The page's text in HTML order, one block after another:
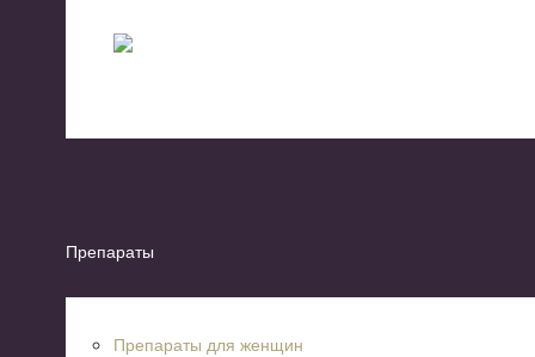
Препараты
Препараты для женщин